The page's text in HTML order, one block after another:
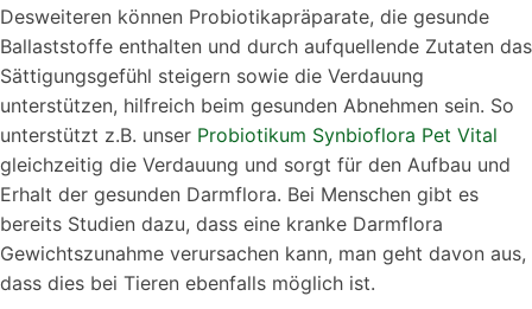
Desweiteren können Probiotikapräparate, die gesunde
Ballaststoffe enthalten und durch aufquellende Zutaten das
Sättigungsgefühl steigern sowie die Verdauung
unterstützen, hilfreich beim gesunden Abnehmen sein. So
unterstützt z.B. unser Probiotikum Synbioflora Pet Vital
gleichzeitig die Verdauung und sorgt für den Aufbau und
Erhalt der gesunden Darmflora. Bei Menschen gibt es
bereits Studien dazu, dass eine kranke Darmflora
Gewichtszunahme verursachen kann, man geht davon aus,
dass dies bei Tieren ebenfalls möglich ist.